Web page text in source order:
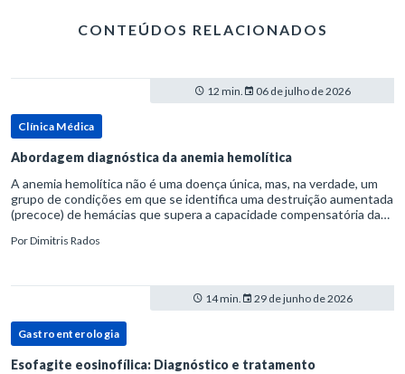
CONTEÚDOS RELACIONADOS
12 min. 06 de julho de 2026
Clínica Médica
Abordagem diagnóstica da anemia hemolítica
A anemia hemolítica não é uma doença única, mas, na verdade, um
grupo de condições em que se identifica uma destruição aumentada
(precoce) de hemácias que supera a capacidade compensatória da
PorDimitris Rados
14 min. 29 de junho de 2026
Gastroenterologia
Esofagite eosinofílica: Diagnóstico e tratamento